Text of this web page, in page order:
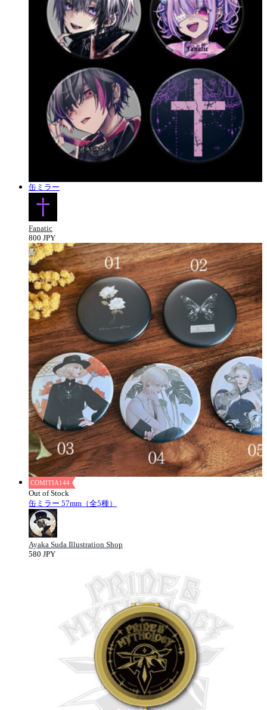
缶ミラー
Fanatic
800 JPY
COMITIA144
Out of Stock
缶ミラー 57mm（全5種）
Ayaka Suda Illustration Shop
580 JPY